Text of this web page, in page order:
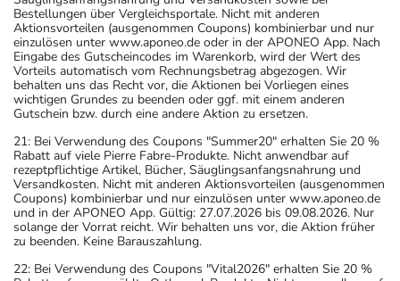
Bestellungen über Vergleichsportale. Nicht mit anderen
Aktionsvorteilen (ausgenommen Coupons) kombinierbar und nur
einzulösen unter www.aponeo.de oder in der APONEO App. Nach
Eingabe des Gutscheincodes im Warenkorb, wird der Wert des
Vorteils automatisch vom Rechnungsbetrag abgezogen. Wir
behalten uns das Recht vor, die Aktionen bei Vorliegen eines
wichtigen Grundes zu beenden oder ggf. mit einem anderen
Gutschein bzw. durch eine andere Aktion zu ersetzen.
21: Bei Verwendung des Coupons "Summer20" erhalten Sie 20 %
Rabatt auf viele Pierre Fabre-Produkte. Nicht anwendbar auf
rezeptpflichtige Artikel, Bücher, Säuglingsanfangsnahrung und
Versandkosten. Nicht mit anderen Aktionsvorteilen (ausgenommen
Coupons) kombinierbar und nur einzulösen unter www.aponeo.de
und in der APONEO App. Gültig: 27.07.2026 bis 09.08.2026. Nur
solange der Vorrat reicht. Wir behalten uns vor, die Aktion früher
zu beenden. Keine Barauszahlung.
22: Bei Verwendung des Coupons "Vital2026" erhalten Sie 20 %